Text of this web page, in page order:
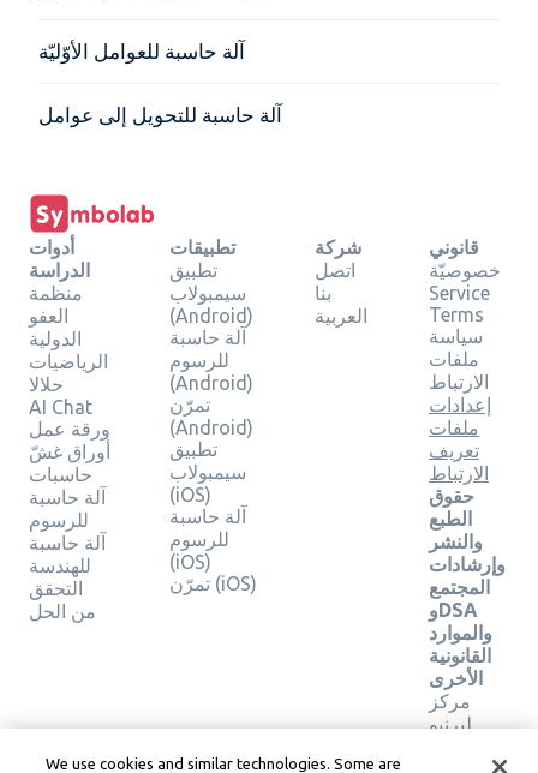
آلة حاسبة للعوامل الأوّليّة
آلة حاسبة للتحويل إلى عوامل
أدوات
الدراسة
منظمة
العفو
الدولية
الرياضيات
حلالا
AI Chat
ورقة عمل
أوراق غشّ
حاسبات
آلة حاسبة
للرسوم
آلة حاسبة
للهندسة
التحقق
من الحل
تطبيقات
تطبيق
سيمبولاب
(Android)
آلة حاسبة
للرسوم
(Android)
تمرّن
(Android)
تطبيق
سيمبولاب
(iOS)
آلة حاسبة
للرسوم
(iOS)
تمرّن (iOS)
شركة
اتصل
بنا
العربية
قانوني
خصوصيّة
Service
Terms
سياسة
ملفات
الارتباط
إعدادات
ملفات
تعريف
الارتباط
حقوق
الطبع
والنشر
وإرشادات
المجتمع
وDSA
والموارد
القانونية
الأخرى
مركز
ليرنيو
We use cookies and similar technologies. Some are